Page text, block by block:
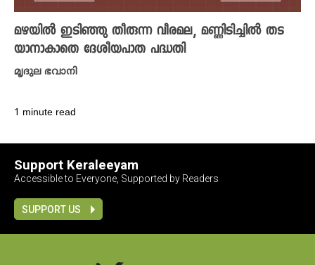
മഴയിൽ ഇടിഞ്ഞു തീരുന്ന വീരമല, മണ്ണിടിച്ചിൽ തട
യാനാകാതെ ദേശീയപാത പദ്ധതി
മൃദുല ഭവാനി
1 minute read
Support Keraleeyam
Accessible to Everyone, Supported by Readers
SUPPORT US